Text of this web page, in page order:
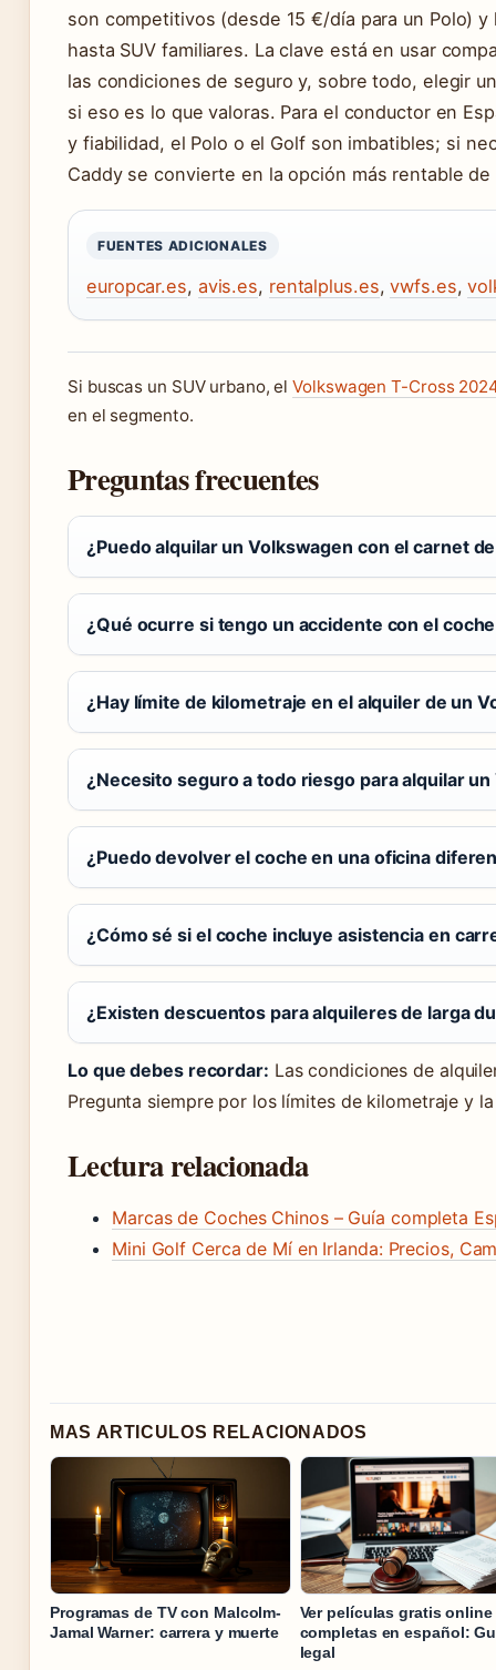
son competitivos (desde 15 €/día para un Polo)
hasta SUV familiares. La clave está en usar
las condiciones de seguro y, sobre todo, elegir
si eso es lo que valoras. Para el conductor en
y fiabilidad, el Polo o el Golf son imbatibles; si
Caddy se convierte en la opción más rentable de
FUENTES ADICIONALES
europcar.es, avis.es, rentalplus.es,vwfs.es,
Si buscas un SUV urbano, elVolkswagen T-Cross
en el segmento.
Preguntas frecuentes
¿Puedo alquilar un Volkswagen con el carnet
¿Qué ocurre si tengo un accidente con el
¿Hay límite de kilometraje en el alquiler de un
¿Necesito seguro a todo riesgo para alquilar
¿Puedo devolver el coche en una oficina
¿Cómo sé si el coche incluye asistencia en
¿Existen descuentos para alquileres de larga
Lo que debes recordar: Las condiciones de
Pregunta siempre por los límites de kilometraje y
Lectura relacionada
Marcas de Coches Chinos – Guía completa
Mini Golf Cerca de Mí en Irlanda: Precios,
MAS ARTICULOS RELACIONADOS
Programas de TV con Malcolm-
Jamal Warner: carrera y muerte
Ver películas gratis online
completas en español:
legal